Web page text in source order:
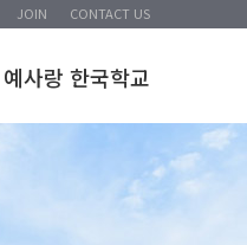
JOIN CONTACT US
예사랑 한국학교